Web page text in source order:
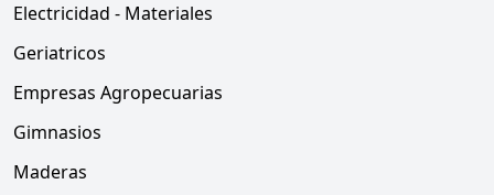
Electricidad - Materiales
Geriatricos
Empresas Agropecuarias
Gimnasios
Maderas